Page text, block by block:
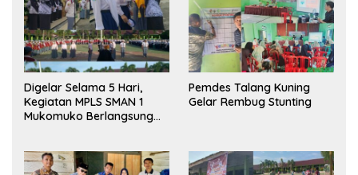
Digelar Selama 5 Hari,
Kegiatan MPLS SMAN 1
Mukomuko Berlangsung
Pemdes Talang Kuning
Gelar Rembug Stunting